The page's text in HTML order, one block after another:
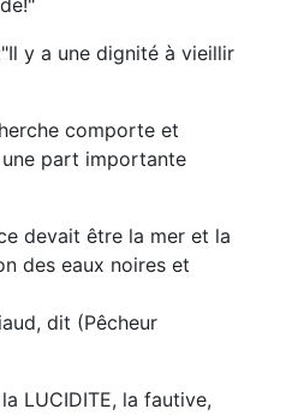
y a une dignité à vieillir
comporte et
part importante
devait être la mer et la
des eaux noires et
dit (Pêcheur
LUCIDITE, la fautive,